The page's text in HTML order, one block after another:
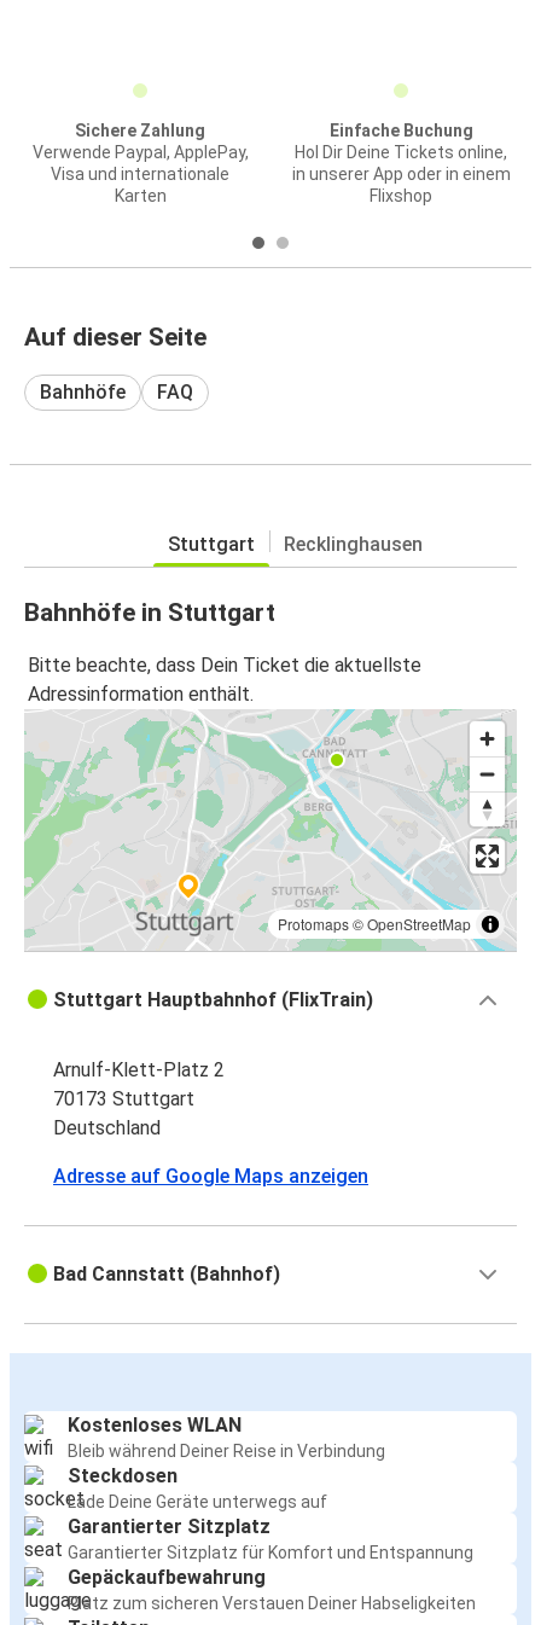
Sichere Zahlung
Verwende Paypal, ApplePay,
Visa und internationale
Karten
Einfache Buchung
Hol Dir Deine Tickets online,
in unserer App oder in einem
Flixshop
Auf dieser Seite
Bahnhöfe FAQ
Stuttgart Recklinghausen
Bahnhöfe in Stuttgart
Bitte beachte, dass Dein Ticket die aktuellste
Adressinformation enthält.
Protomaps©OpenStreetMap
Stuttgart Hauptbahnhof (FlixTrain)
Arnulf-Klett-Platz 2
70173 Stuttgart
Deutschland
Adresse auf Google Maps anzeigen
Bad Cannstatt (Bahnhof)
Kostenloses WLAN
Bleib während Deiner Reise in Verbindung
Steckdosen
Lade Deine Geräte unterwegs auf
Garantierter Sitzplatz
Garantierter Sitzplatz für Komfort und Entspannung
Gepäckaufbewahrung
Platz zum sicheren Verstauen Deiner Habseligkeiten